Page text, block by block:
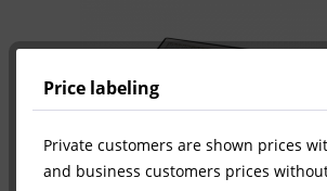
Price labeling
Private customers are shown prices
and business customers prices